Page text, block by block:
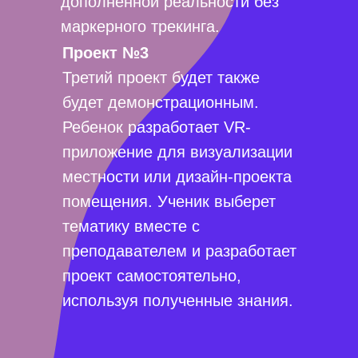
маркерного трекинга.
Проект №3
Третий проект будет также
будет демонстрационным.
Ребенок разработает VR-
приложение для визуализации
местности или дизайн-проекта
помещения. Ученик выберет
тематику вместе с
преподавателем и разработает
проект самостоятельно,
используя полученные знания.